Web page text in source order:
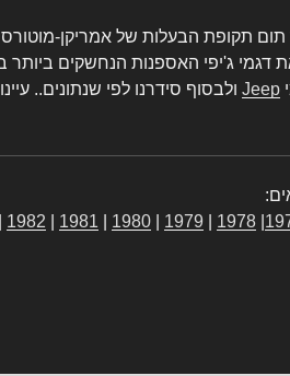
1970 ועד תום תקופת הבעלות של אמריקן-
דגמי ג'יפי האספנות הנחשקים
Jeep ולבסוף סידרנו לפי שנתונים..
1978
1979
1980
1981
1982